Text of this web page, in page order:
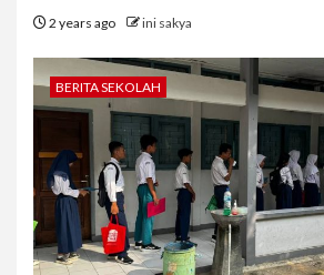
2 years ago ini sakya
BERITA SEKOLAH